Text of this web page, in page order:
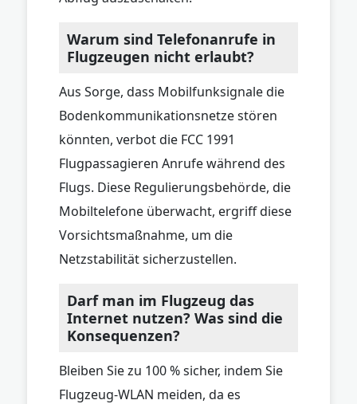
Warum sind Telefonanrufe in
Flugzeugen nicht erlaubt?
Aus Sorge, dass Mobilfunksignale die
Bodenkommunikationsnetze stören
könnten, verbot die FCC 1991
Flugpassagieren Anrufe während des
Flugs. Diese Regulierungsbehörde, die
Mobiltelefone überwacht, ergriff diese
Vorsichtsmaßnahme, um die
Netzstabilität sicherzustellen.
Darf man im Flugzeug das
Internet nutzen? Was sind die
Konsequenzen?
Bleiben Sie zu 100 % sicher, indem Sie
Flugzeug-WLAN meiden, da es